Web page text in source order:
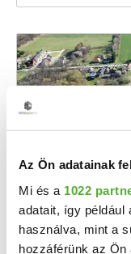
Az Ön adatainak
Mi és a 1022
adatait, így például
használva, mint a
hozzáférünk az
22 M Ft